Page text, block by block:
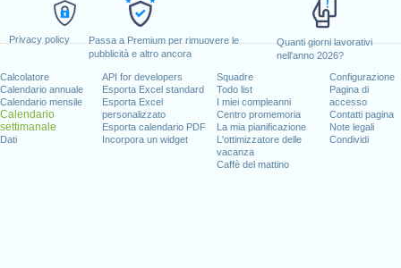
Privacy policy
Passa a Premium per rimuovere le
pubblicità e altro ancora
Quanti giorni lavorativi
nell'anno 2026?
Calcolatore
Calendario annuale
Calendario mensile
Calendario
settimanale
Dati
API for developers
Esporta Excel standard
Esporta Excel
personalizzato
Esporta calendario PDF
Incorpora un widget
Squadre
Todo list
I miei compleanni
Centro promemoria
La mia pianificazione
L'ottimizzatore delle
vacanza
Caffè del mattino
Configurazione
Pagina di
accesso
Contatti pagina
Note legali
Condividi